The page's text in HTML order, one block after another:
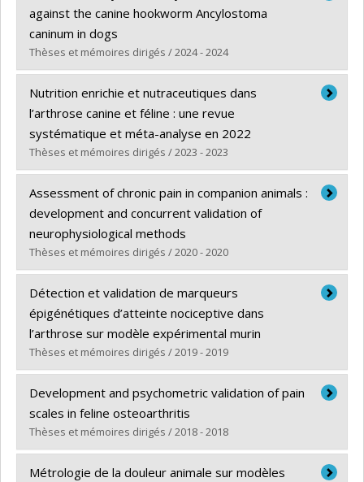
Cycle :Doctorat
Diplôme obtenu :
Lien vers le document dans Papyrus
against the canine hookworm Ancylostoma
caninum in dogs
Thèses et mémoires dirigés / 2024 - 2024
Diplômé(e) :Nezami, Roxana
Cycle :Maîtrise
Diplôme obtenu :M. Sc.
Lien vers le document dans Papyrus
Nutrition enrichie et nutraceutiques dans
l’arthrose canine et féline : une revue
systématique et méta-analyse en 2022
Thèses et mémoires dirigés / 2023 - 2023
Diplômé(e) :Barbeau-Grégoire, Maude
Cycle :Maîtrise
Diplôme obtenu : M. Sc.
Lien vers le document dans Papyrus
Assessment of chronic pain in companion animals :
development and concurrent validation of
neurophysiological methods
Thèses et mémoires dirigés / 2020 - 2020
Diplômé(e) : Paglerani Monteiro Steagall, Beatriz
Cycle :Doctorat
Diplôme obtenu :Ph. D.
Lien vers le document dans Papyrus
Détection et validation de marqueurs
épigénétiques d’atteinte nociceptive dans
l’arthrose sur modèle expérimental murin
Thèses et mémoires dirigés / 2019 - 2019
Diplômé(e) :Cristofanilli, Katrine Ann
Cycle :Maîtrise
Diplôme obtenu :M. Sc.
Lien vers le document dans Papyrus
Development and psychometric validation of pain
scales in feline osteoarthritis
Thèses et mémoires dirigés / 2018 - 2018
Diplômé(e) :Klinck, Mary P.
Métrologie de la douleur animale sur modèles